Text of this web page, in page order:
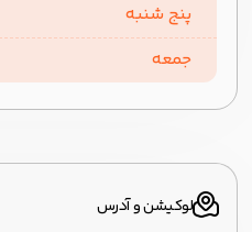
پنج شنبه
جمعه
لوکیشن و آدرس